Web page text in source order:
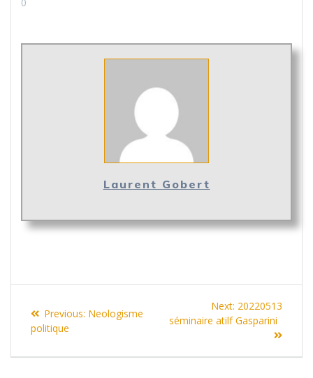
0
Laurent Gobert
de
l’article
Previous: Previous
Neologisme
politique
Next: Next
post:
20220513
séminaire atilf Gasparini